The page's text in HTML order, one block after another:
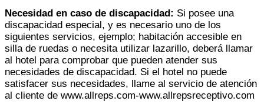
Necesidad en caso de discapacidad: Si posee una
discapacidad especial, y es necesario uno de los
siguientes servicios, ejemplo; habitación accesible en
silla de ruedas o necesita utilizar lazarillo, deberá llamar
al hotel para comprobar que pueden atender sus
necesidades de discapacidad. Si el hotel no puede
satisfacer sus necesidades, llame al servicio de atención
al cliente de www.allreps.com-www.allrepsreceptivo.com